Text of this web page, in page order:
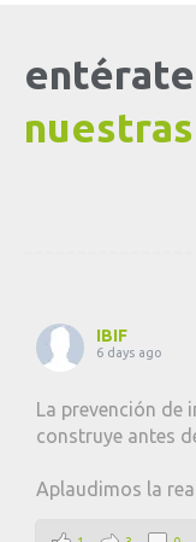
IBIF
6 days ago
La prevención de
construye antes
Aplaudimos la